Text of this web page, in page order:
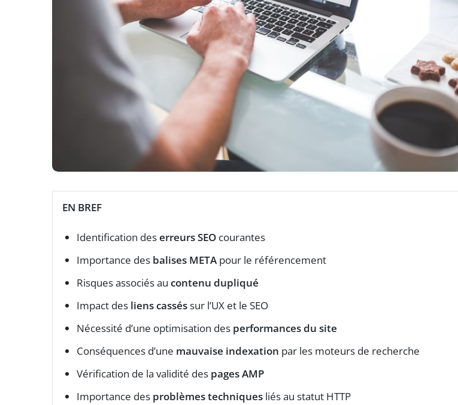
EN BREF
Identification deserreurs SEO courantes
Importance des balises META pour le référencement
Risques associés au contenu dupliqué
Impact des liens casséssur l’UX et le SEO
Nécessité d’une optimisation des performances du site
Conséquences d’une mauvaise indexation par les moteurs de recherche
Vérification de la validité des pages AMP
Importance des problèmes techniques liés au statut HTTP